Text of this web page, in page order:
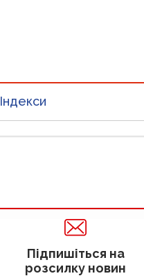
Індекси
Підпишіться на
розсилку новин